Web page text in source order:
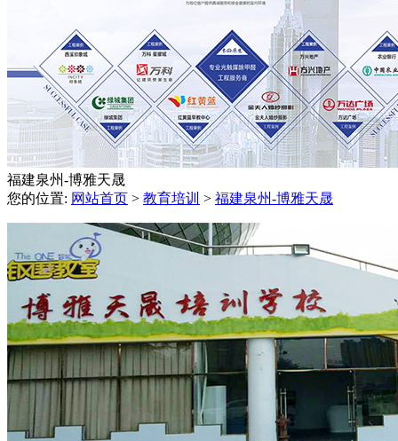
福建泉州-博雅天晟
您的位置: 网站首页 > 教育培训 > 福建泉州-博雅天晟